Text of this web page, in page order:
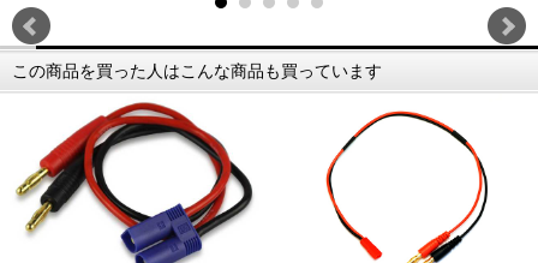
この商品を買った人はこんな商品も買っています